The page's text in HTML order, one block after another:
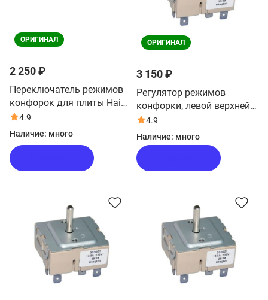
ОРИГИНАЛ
2 250 ₽
Переключатель режимов
конфорок для плиты Haier
HCX-5CDPC2
4.9
Наличие: много
ОРИГИНАЛ
3 150 ₽
Регулятор режимов
конфорки, левой верхней
для плиты Haier
HCC56CFO1X
4.9
Наличие: много